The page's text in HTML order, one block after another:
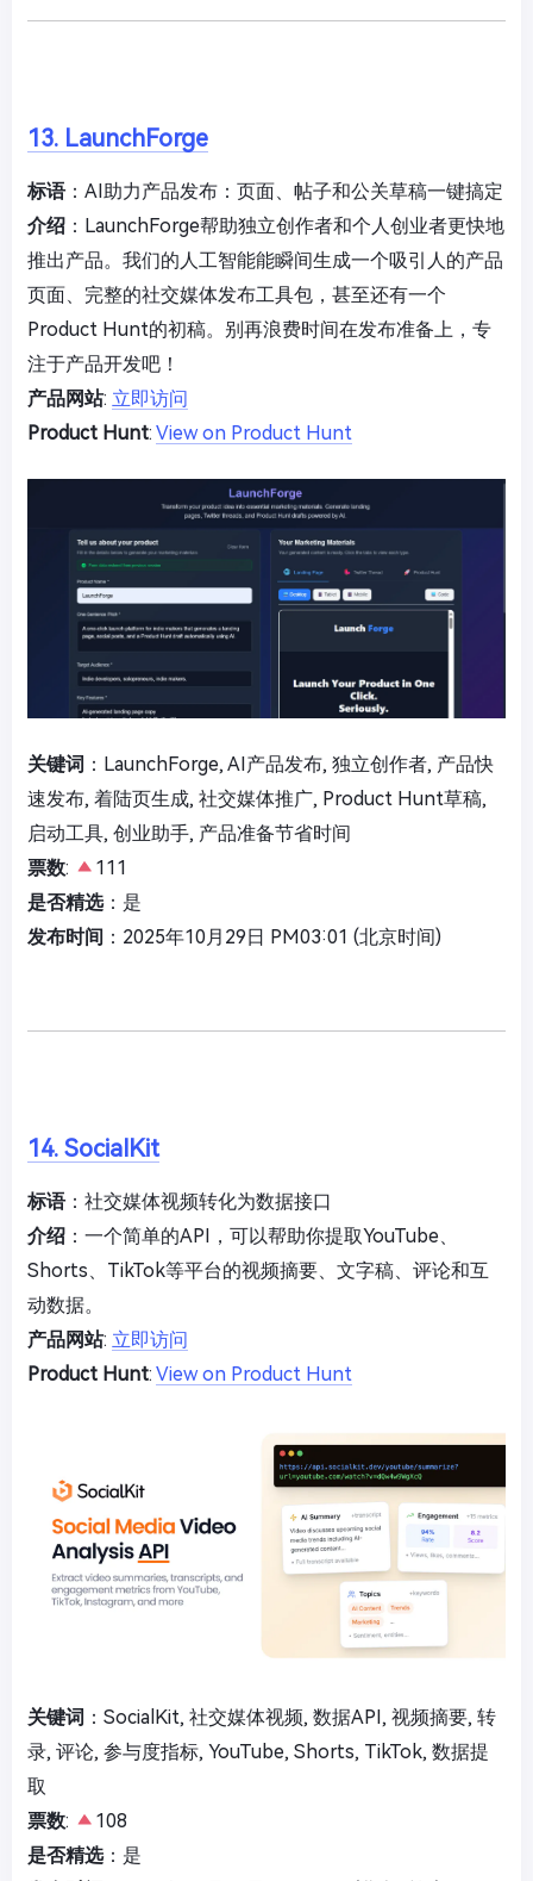
13. LaunchForge
标语：AI助力产品发布：页面、帖子和公关草稿一键搞定
介绍 ：LaunchForge帮助独立创作者和个人创业者更快地
推出产品。我们的人工智能能瞬间生成一个吸引人的产品
页面、完整的社交媒体发布工具包，甚至还有一个
Product Hunt的初稿。别再浪费时间在发布准备上，专
注于产品开发吧！
产品网站: 立即访问
Product Hunt: View on Product Hunt
关键词 ：LaunchForge, AI产品发布, 独立创作者, 产品快
速发布, 着陆页生成, 社交媒体推广, Product Hunt草稿,
启动工具, 创业助手, 产品准备节省时间
票数:
111
是否精选：是
发布时间 ：2025年10月29日 PM03:01 (北京时间)
14. SocialKit
标语：社交媒体视频转化为数据接口
介绍 ：一个简单的API，可以帮助你提取YouTube、
Shorts、TikTok等平台的视频摘要、文字稿、评论和互
动数据。
产品网站: 立即访问
Product Hunt: View on Product Hunt
关键词 ：SocialKit, 社交媒体视频, 数据API, 视频摘要, 转
录, 评论, 参与度指标, YouTube, Shorts, TikTok, 数据提
取
票数:
108
是否精选：是